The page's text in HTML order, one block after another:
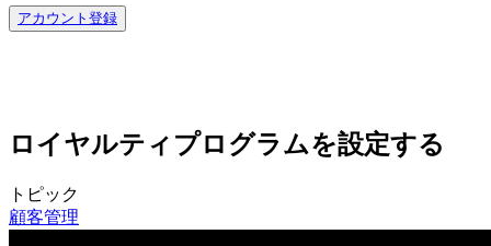
アカウント登録
ロイヤルティプログラムを設定する
トピック
顧客管理